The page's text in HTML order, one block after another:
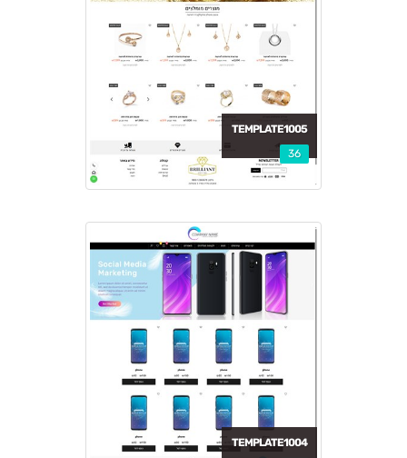
TEMPLATE1005
36
TEMPLATE1004